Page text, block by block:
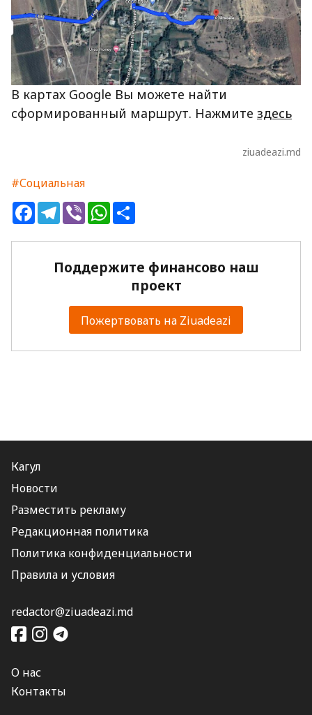
В картах Google Вы можете найти
сформированный маршрут. Нажмите здесь
ziuadeazi.md
#Социальная
FacebookTelegram
ViberWhatsApp
Поддержите финансово наш
проект
Пожертвовать на Ziuadeazi
Кагул
Новости
Разместить рекламу
Редакционная политика
Политика конфиденциальности
Правила и условия
redactor@ziuadeazi.md
О нас
Контакты